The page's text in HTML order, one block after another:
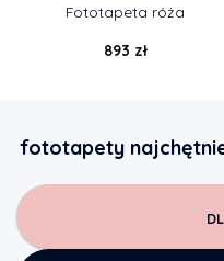
Fototapeta róża
893 zł
fototapety